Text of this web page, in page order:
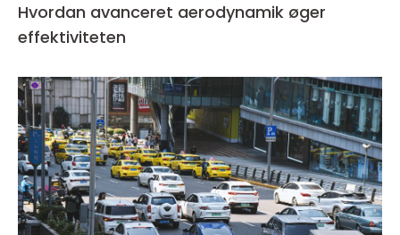
Hvordan avanceret aerodynamik øger
effektiviteten